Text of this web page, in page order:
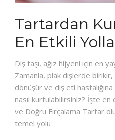
Tartardan
En Etkili
Diş taşı, ağız hijyeni için en
Zamanla, plak dişlerde
dönüşür ve diş eti
nasıl kurtulabilirsiniz? İşte
ve Doğru Fırçalama Tartar
temel yolu